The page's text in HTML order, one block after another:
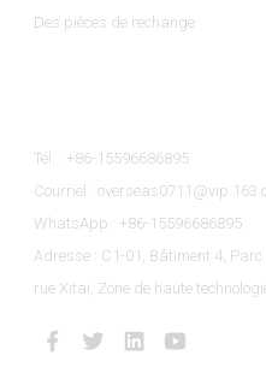
Des pièces de rechange
Tél. : +86-15596686895
Courriel :
WhatsApp : +86-15596686895
Adresse : C1-01, Bâtiment 4,
rue Xitai, Zone de haute